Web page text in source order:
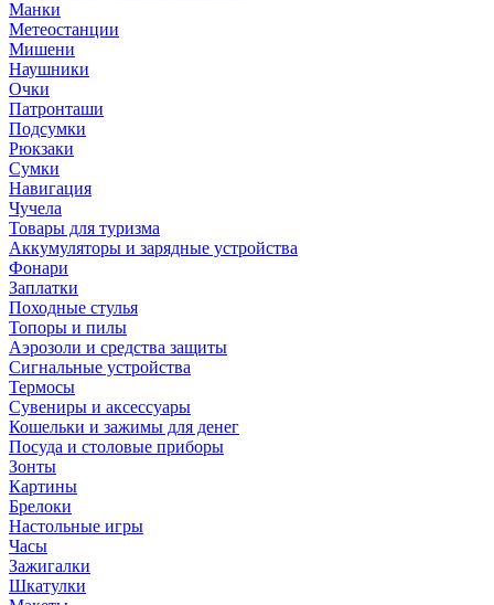
Манки
Метеостанции
Мишени
Наушники
Очки
Патронташи
Подсумки
Рюкзаки
Сумки
Навигация
Чучела
Товары для туризма
Аккумуляторы и зарядные устройства
Фонари
Заплатки
Походные стулья
Топоры и пилы
Аэрозоли и средства защиты
Сигнальные устройства
Термосы
Сувениры и аксессуары
Кошельки и зажимы для денег
Посуда и столовые приборы
Зонты
Картины
Брелоки
Настольные игры
Часы
Зажигалки
Шкатулки